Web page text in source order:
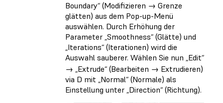
Boundary“ (Modifizieren → Grenze
glätten) aus dem Pop-up-Menü
auswählen. Durch Erhöhung der
Parameter „Smoothness“ (Glätte) und
„Iterations“ (Iterationen) wird die
Auswahl sauberer. Wählen Sie nun „Edit“
→ „Extrude“ (Bearbeiten → Extrudieren)
via D mit „Normal“ (Normale) als
Einstellung unter „Direction“ (Richtung).